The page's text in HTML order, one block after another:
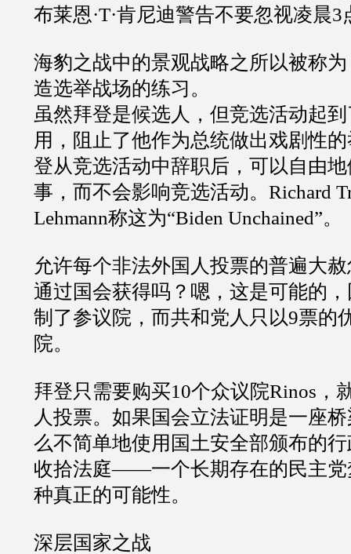
布莱恩·T·肯尼迪警告不要忽视凌晨3
海豹之战中的景观战略之所以被称
造选举战场的练习。
虽然拜登是候选人，但竞选活动起
用，阻止了他作为总统做出戏剧性
登从竞选活动中辞职后，可以自由
事，而不会影响竞选活动。Richard
Lehmann称这为“Biden Unchained”。
允许每个非法外国人投票的普遍大
通过国会获得吗？嗯，这是可能的
制了参议院，而共和党人只以9票的
院。
拜登只需要购买10个众议院Rinos，
人投票。如果国会立法证明是一座
么不简单地使用国土安全部颁布的
收拾法庭——一个长期存在的民主
种真正的可能性。
深层国家之战